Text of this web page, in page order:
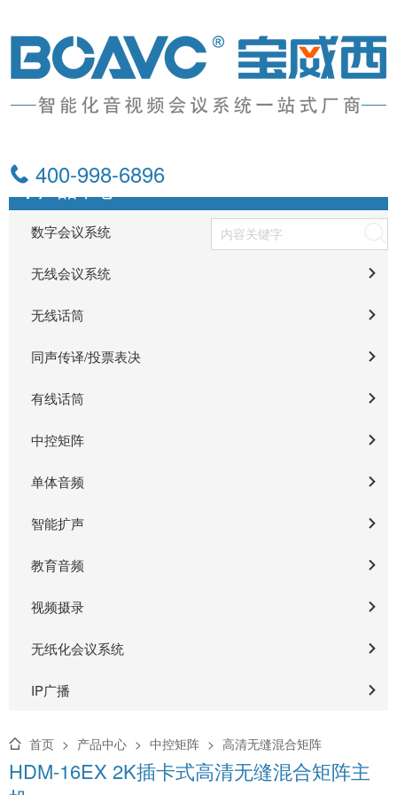
400-998-6896
产品中心
数字会议系统
无线会议系统
无线话筒
同声传译/投票表决
有线话筒
中控矩阵
单体音频
智能扩声
教育音频
视频摄录
无纸化会议系统
IP广播
首页 > 产品中心 > 中控矩阵 > 高清无缝混合矩阵
HDM-16EX 2K插卡式高清无缝混合矩阵主